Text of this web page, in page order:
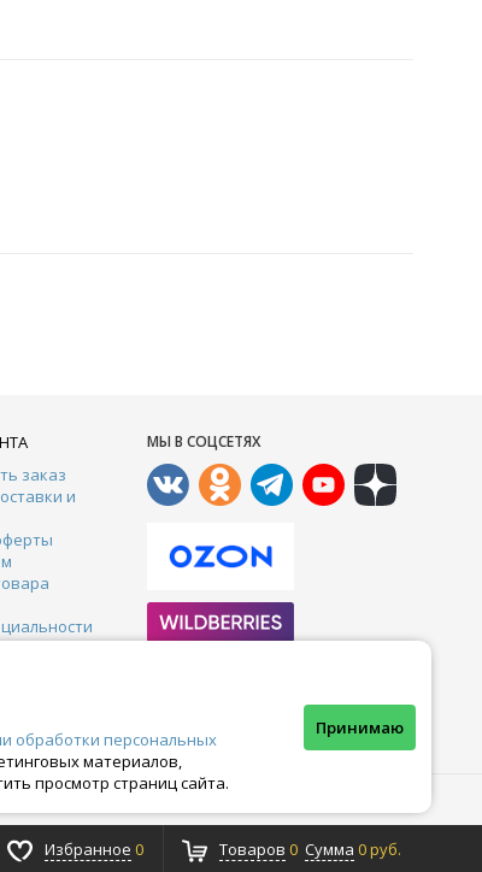
заказ
и
МЫ В СОЦСЕТЯХ
crazy-ferma@yandex.ru
Избранное 0 Товаров 0 Сумма 0 руб.
обработки персональных
материалов,
просмотр страниц сайта.
Принимаю